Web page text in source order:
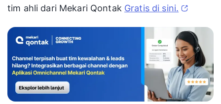
tim ahli dari Mekari Qontak Gratis di sini.